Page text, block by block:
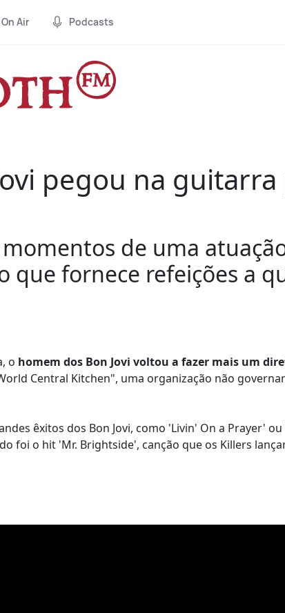
On Air Podcasts
pegou na
de uma
que fornece refeições a
o homem dos Bon Jovi voltou a fazer mais um
Central Kitchen", uma organização não
êxitos dos Bon Jovi, como 'Livin' On a Prayer'
foi o hit 'Mr. Brightside', canção que os Killers